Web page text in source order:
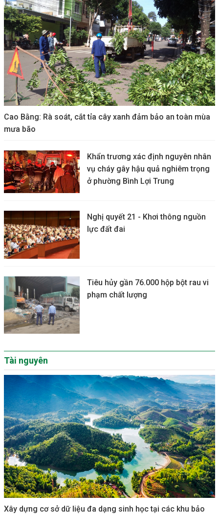
Cao Bằng: Rà soát, cắt tỉa cây xanh đảm bảo an toàn mùa
mưa bão
Khẩn trương xác định nguyên nhân
vụ cháy gây hậu quả nghiêm trọng
ở phường Bình Lợi Trung
Nghị quyết 21 - Khơi thông nguồn
lực đất đai
Tiêu hủy gần 76.000 hộp bột rau vi
phạm chất lượng
Tài nguyên
Xây dựng cơ sở dữ liệu đa dạng sinh học tại các khu bảo